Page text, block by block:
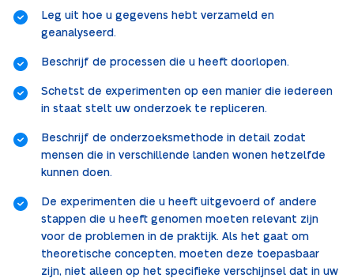
Leg uit hoe u gegevens hebt verzameld en
geanalyseerd.
Beschrijf de processen die u heeft doorlopen.
Schetst de experimenten op een manier die iedereen
in staat stelt uw onderzoek te repliceren.
Beschrijf de onderzoeksmethode in detail zodat
mensen die in verschillende landen wonen hetzelfde
kunnen doen.
De experimenten die u heeft uitgevoerd of andere
stappen die u heeft genomen moeten relevant zijn
voor de problemen in de praktijk. Als het gaat om
theoretische concepten, moeten deze toepasbaar
zijn, niet alleen op het specifieke verschijnsel dat in uw